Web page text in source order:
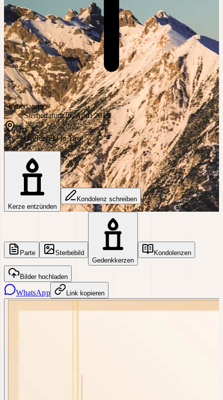
Sterbedatum
Sterbedatum26. April 2018
Ort
OrtSeefeld in Tirol
Kerze entzünden
Kondolenz schreiben
Parte
Sterbebild
Gedenkkerzen
Kondolenzen
Bilder hochladen
WhatsApp Link kopieren